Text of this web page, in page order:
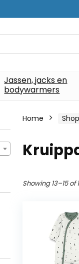
Jassen, jacks en
bodywarmers
Home Shop
Showing 13–15 of